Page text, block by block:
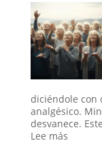
Otro
Mundo:
El
Secreto
no
del
Militar
diciéndole con
analgésico.
desvanece.
Lee más: